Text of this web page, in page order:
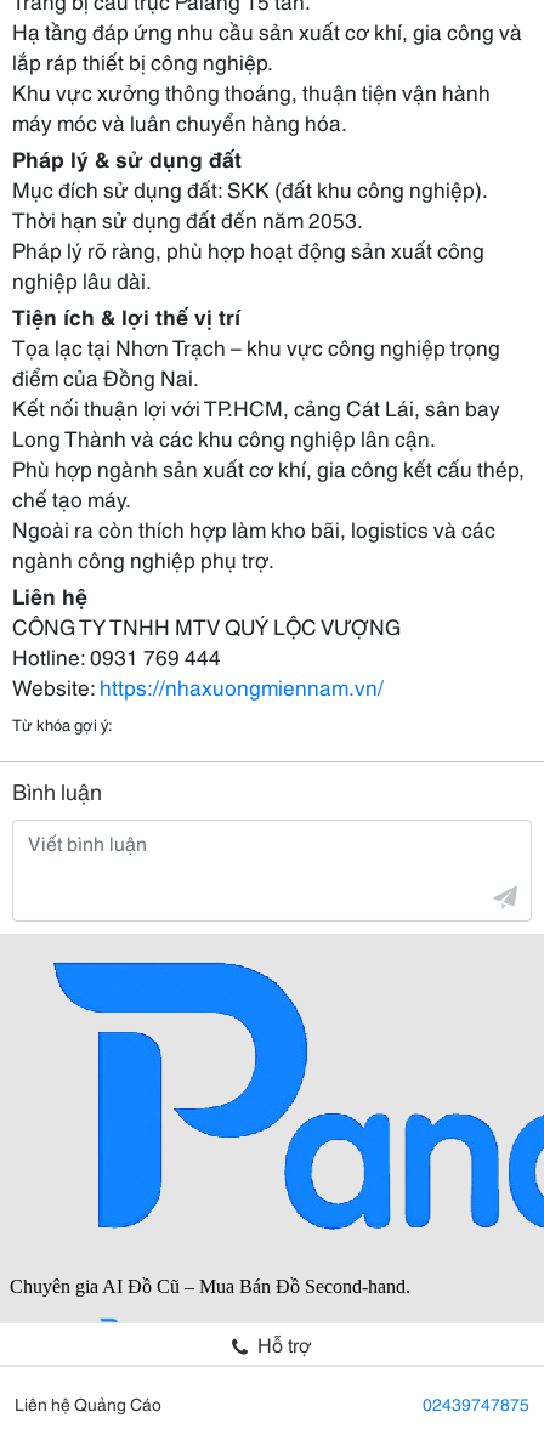
Hạ tầng đáp ứng nhu cầu sản xuất cơ khí, gia công và
lắp ráp thiết bị công nghiệp.
Khu vực xưởng thông thoáng, thuận tiện vận hành
máy móc và luân chuyển hàng hóa.
Pháp lý & sử dụng đất
Mục đích sử dụng đất: SKK (đất khu công nghiệp).
Thời hạn sử dụng đất đến năm 2053.
Pháp lý rõ ràng, phù hợp hoạt động sản xuất công
nghiệp lâu dài.
Tiện ích & lợi thế vị trí
Tọa lạc tại Nhơn Trạch – khu vực công nghiệp trọng
điểm của Đồng Nai.
Kết nối thuận lợi với TP.HCM, cảng Cát Lái, sân bay
Long Thành và các khu công nghiệp lân cận.
Phù hợp ngành sản xuất cơ khí, gia công kết cấu thép,
chế tạo máy.
Ngoài ra còn thích hợp làm kho bãi, logistics và các
ngành công nghiệp phụ trợ.
Liên hệ
CÔNG TY TNHH MTV QUÝ LỘC VƯỢNG
Hotline: 0931 769 444
Website: https://nhaxuongmiennam.vn/
Từ khóa gợi ý:
Bình luận
Hỗ trợ
Liên hệ Quảng Cáo 02439747875